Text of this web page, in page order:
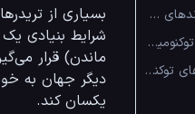
نسل جدید توکنومیکس: ترندهای عصر جدید (Tokenomics 2.0)
چگونه با استفاده از تحلیل توکنومیکس ترید کنیم؟ (راهنمای عملی)
جدول مقایسه جامع مدل‌های توکنومیکس
شرایط بنیادی یک ارز، وارد بازار می‌شوند. این
یکسان کند.